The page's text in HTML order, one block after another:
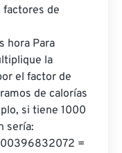
de
hora Para
la
el factor de
de calorías
si tiene 1000
sería:
=